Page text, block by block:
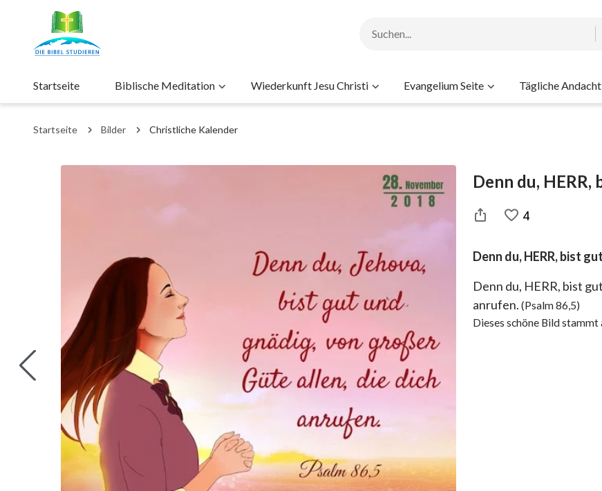
Startseite Biblische Meditation Wiederkunft Jesu Christi Evangelium Seite Tägliche Andacht
Startseite Bilder Christliche Kalender
Denn du, HERR,
4
Denn du, HERR, bist gut
Denn du, HERR, bist
anrufen. (Psalm 86,5)
Dieses schöne Bild